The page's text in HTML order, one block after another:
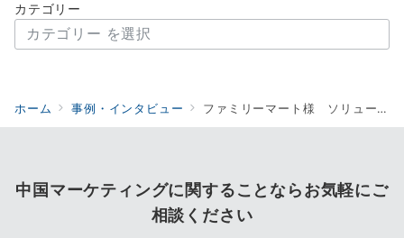
カテゴリー
ホーム 事例・インタビュー ファミリーマート様 ソリューション事例
中国マーケティングに関することならお気軽にご
相談ください